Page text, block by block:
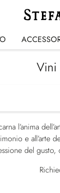
l’anima
e all’arte
del